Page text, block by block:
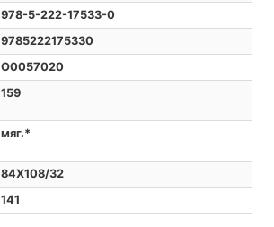
978-5-222-17533-0
9785222175330
O0057020
159
мяг.*
84Х108/32
141